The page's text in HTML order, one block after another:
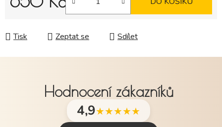
Tisk Zeptat se Sdílet
Hodnocení zákazníků
4,9★★★★★